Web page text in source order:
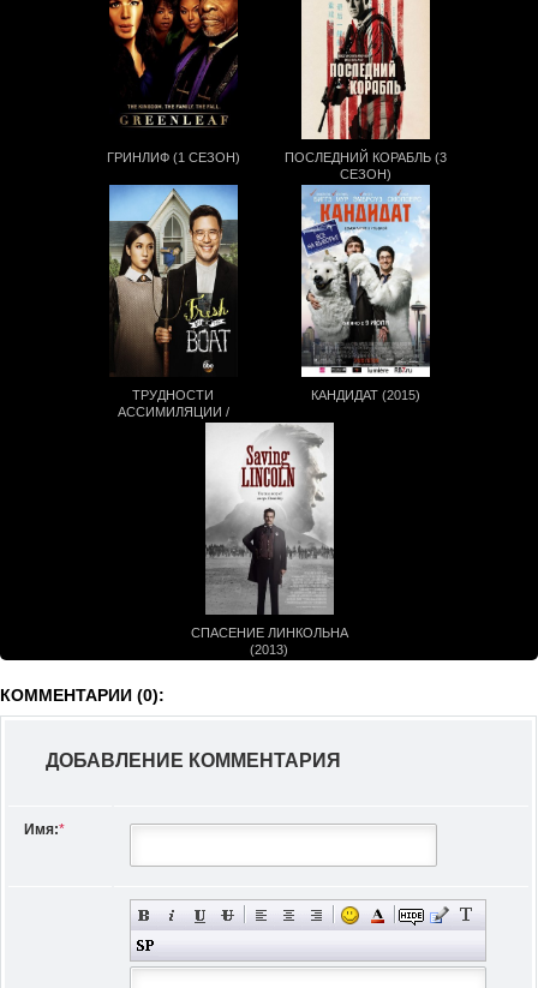
ГРИНЛИФ (1 СЕЗОН)
ПОСЛЕДНИЙ КОРАБЛЬ (3
СЕЗОН)
ТРУДНОСТИ
АССИМИЛЯЦИИ /
ПОНАЕХАЛИ! (2 СЕЗОН 7,8,9
КАНДИДАТ (2015)
СПАСЕНИЕ ЛИНКОЛЬНА
(2013)
КОММЕНТАРИИ (0):
ДОБАВЛЕНИЕ КОММЕНТАРИЯ
Имя:*